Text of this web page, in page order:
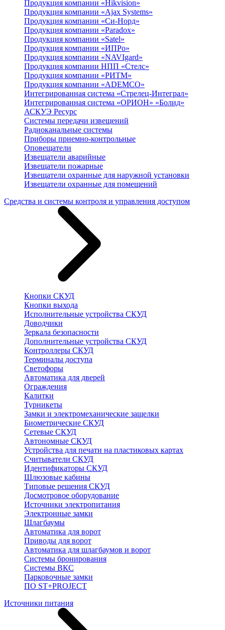
Продукция компании «Hikvision»
Продукция компании «Ajax Systems»
Продукция компании «Си-Норд»
Продукция компании «Paradox»
Продукция компании «Satel»
Продукция компании «ИПРо»
Продукция компании «NAVIgard»
Продукция компании НПП «Стелс»
Продукция компании «РИТМ»
Продукция компании «ADEMCO»
Интегрированная система «Стрелец-Интеграл»
Интегрированная система «ОРИОН» «Болид»
АСКУЭ Ресурс
Системы передачи извещений
Радиоканальные системы
Приборы приемно-контрольные
Оповещатели
Извещатели аварийные
Извещатели пожарные
Извещатели охранные для наружной установки
Извещатели охранные для помещений
Средства и системы контроля и управления доступом
Кнопки СКУД
Кнопки выхода
Исполнительные устройства СКУД
Доводчики
Зеркала безопасности
Дополнительные устройства СКУД
Контроллеры СКУД
Терминалы доступа
Светофоры
Автоматика для дверей
Ограждения
Калитки
Турникеты
Замки и электромеханические защелки
Биометрические СКУД
Сетевые СКУД
Автономные СКУД
Устройства для печати на пластиковых картах
Считыватели СКУД
Идентификаторы СКУД
Шлюзовые кабины
Типовые решения СКУД
Досмотровое оборудование
Источники электропитания
Электронные замки
Шлагбаумы
Автоматика для ворот
Приводы для ворот
Автоматика для шлагбаумов и ворот
Системы бронирования
Системы ВКС
Парковочные замки
ПО ST+PROJECT
Источники питания